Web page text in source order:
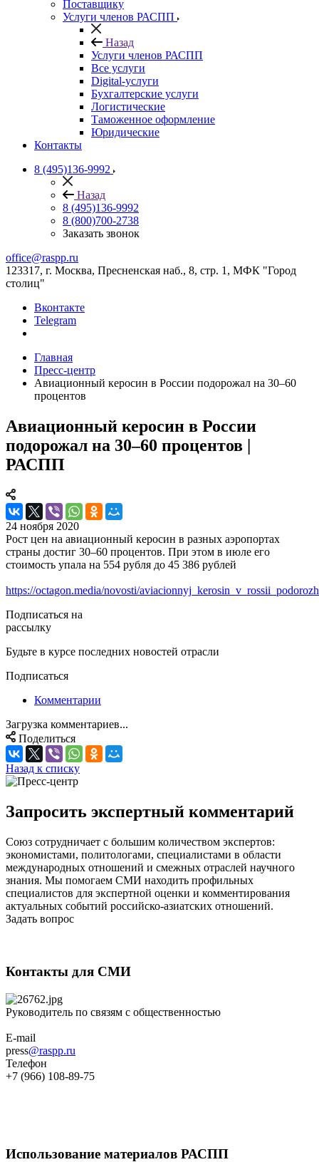
Поставщику
Услуги членов РАСПП
Назад
Услуги членов РАСПП
Все услуги
Digital-услуги
Бухгалтерские услуги
Логистические
Таможенное оформление
Юридические
Контакты
8 (495)136-9992
Назад
8 (495)136-9992
8 (800)700-2738
Заказать звонок
office@raspp.ru
123317, г. Москва, Пресненская наб., 8, стр. 1, МФК "Город
столиц"
Вконтакте
Telegram
Главная
Пресс-центр
Авиационный керосин в России подорожал на 30–60
процентов
Авиационный керосин в России
подорожал на 30–60 процентов |
РАСПП
24 ноября 2020
Рост цен на авиационный керосин в разных аэропортах
страны достиг 30–60 процентов. При этом в июле его
стоимость упала на 554 рубля до 45 386 рублей
https://octagon.media/novosti/
Подписаться на
рассылку
Будьте в курсе последних новостей отрасли
Подписаться
Комментарии
Загрузка комментариев...
Поделиться
Назад к списку
Запросить экспертный комментарий
Союз сотрудничает с большим количеством экспертов:
экономистами, политологами, специалистами в области
международных отношений и смежных отраслей научного
знания. Мы помогаем СМИ находить профильных
специалистов для экспертной оценки и комментирования
актуальных событий российско-азиатских отношений.
Задать вопрос
Контакты для СМИ
Руководитель по связям с общественностью
E-mail
press@raspp.ru
Телефон
+7 (966) 108-89-75
Использование материалов РАСПП